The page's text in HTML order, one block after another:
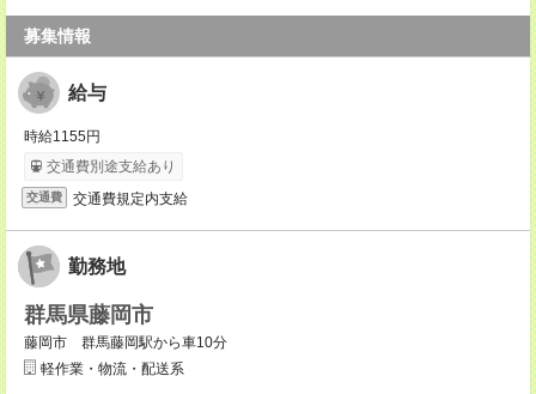
募集情報
給与
時給1155円
交通費別途支給あり
交通費 交通費規定内支給
勤務地
群馬県藤岡市
藤岡市 群馬藤岡駅から車10分
軽作業・物流・配送系